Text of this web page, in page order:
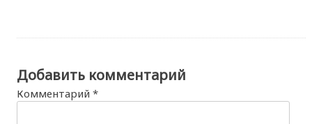
Добавить комментарий
Комментарий*